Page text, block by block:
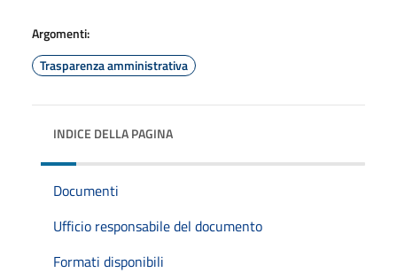
Argomenti:
Trasparenza amministrativa
INDICE DELLA PAGINA
Documenti
Ufficio responsabile del documento
Formati disponibili